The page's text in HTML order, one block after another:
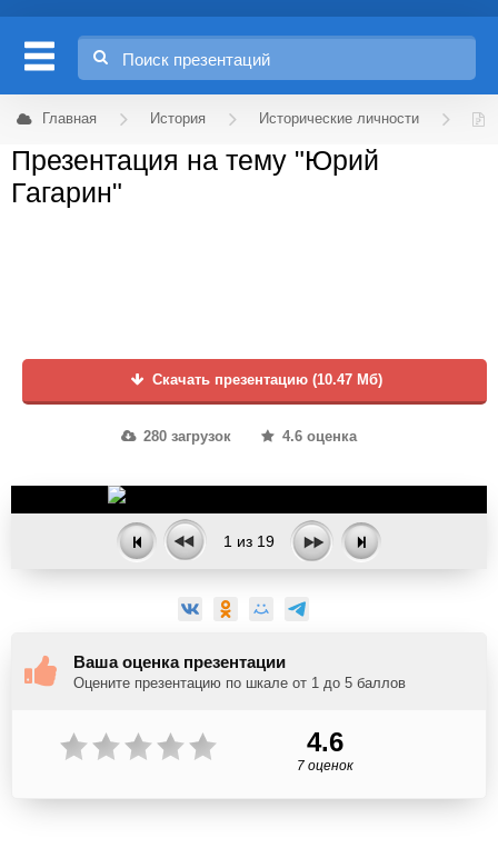
Главная История Исторические личности
Презентация на тему "Юрий
Гагарин"
Скачать презентацию (10.47 Мб)
280 загрузок 4.6 оценка
1 из 19
Ваша оценка презентации
Оцените презентацию по шкале от 1 до 5 баллов
4.6
7 оценок